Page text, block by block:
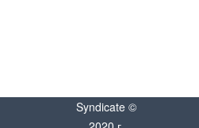
Syndicate ©